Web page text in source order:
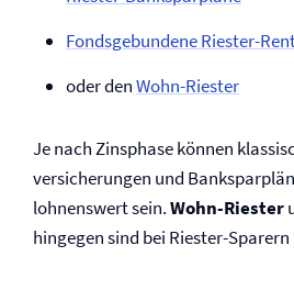
Fondsgebundene Riester-
oder denWohn-Riester
Je nach Zinsphase können
versicherungen und
lohnenswert sein.Wohn-Riester
hingegen sind bei Riester-